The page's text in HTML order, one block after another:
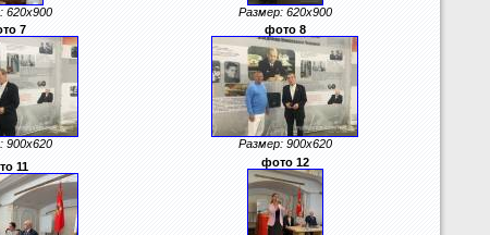
620x900
Размер: 620x900
7
900x620
фото 8
Размер: 900x620
11 фото 12